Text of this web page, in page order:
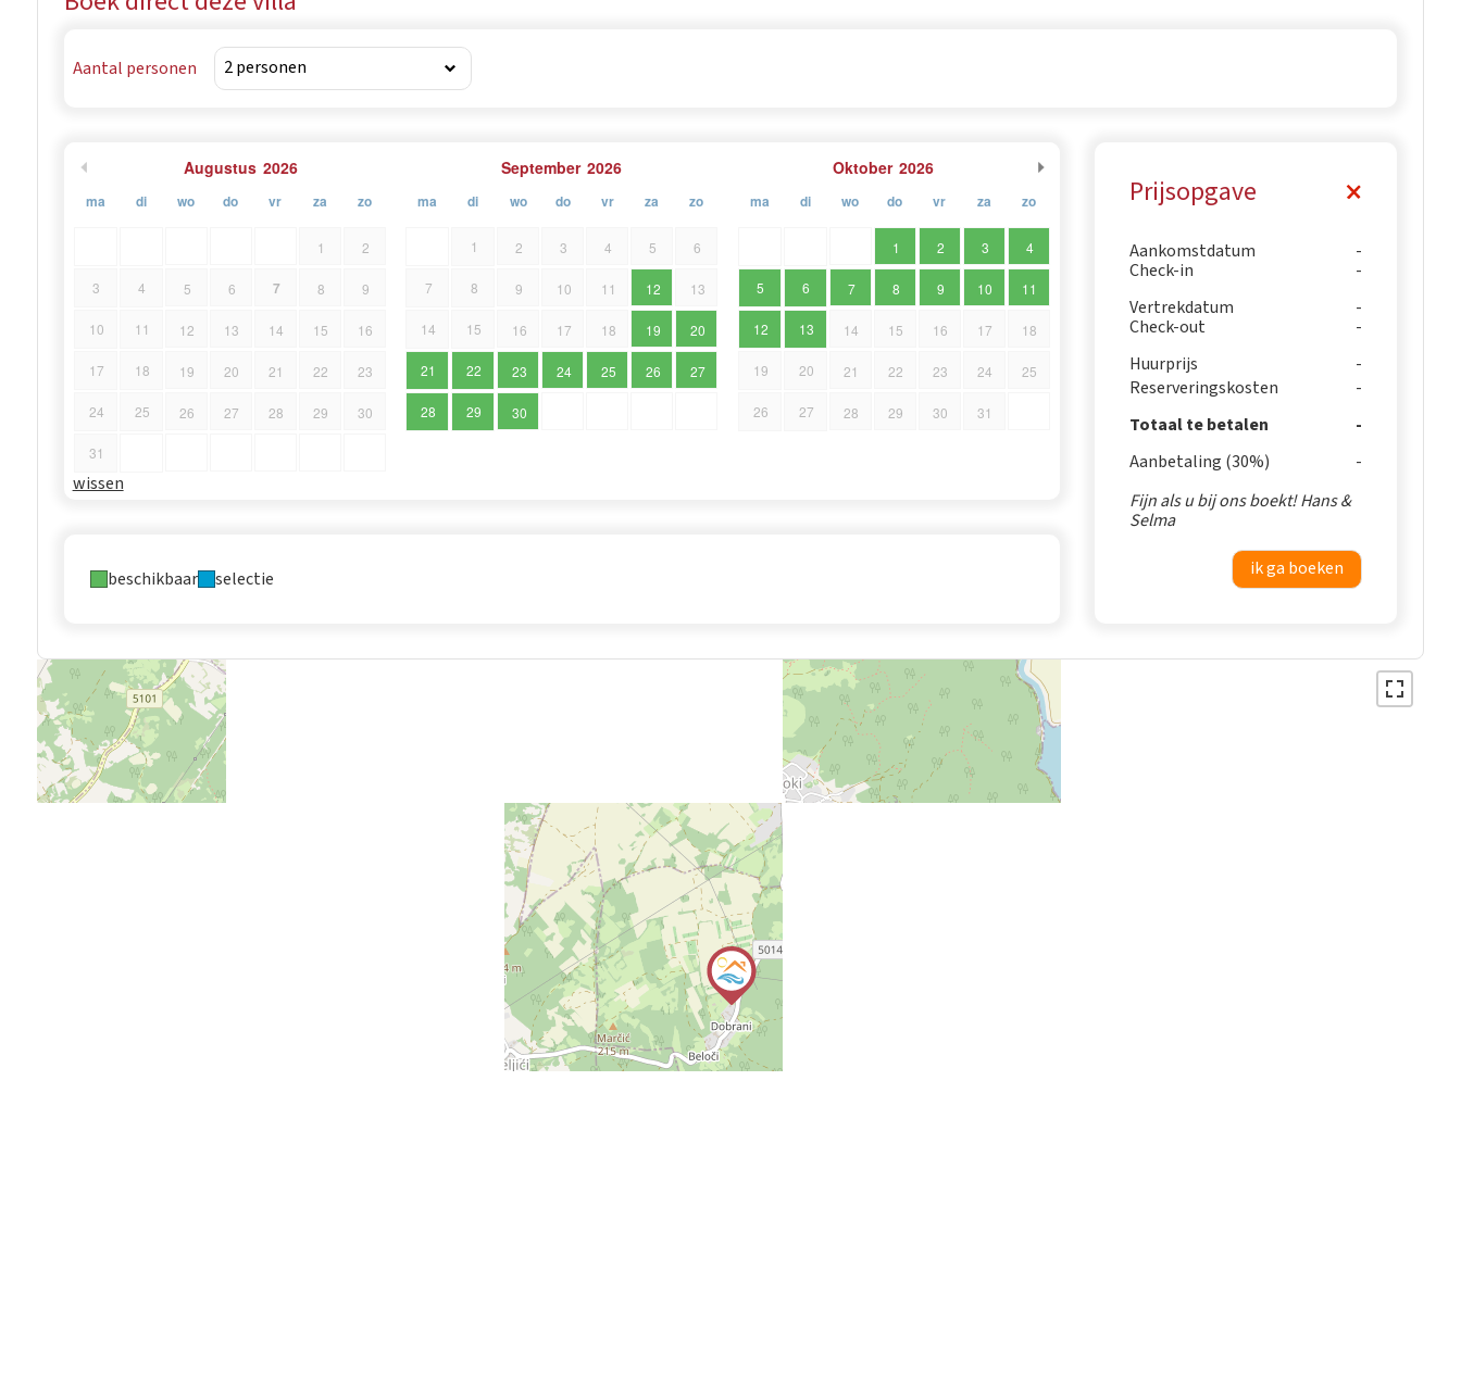
Aantal personen
Augustus 2026
ma di wo do vr za zo
1 2
3 4 5 6 7 8 9
10 11 12 13 14 15 16
17 18 19 20 21 22 23
24 25 26 27 28 29 30
31
September 2026
ma di wo do vr za zo
1 2 3 4 5 6
7 8 9 10 11 12 13
14 15 16 17 18 19 20
21 22 23 24 25 26 27
28 29 30
Oktober 2026
ma di wo do vr za zo
1 2 3 4
5 6 7 8 9 10 11
12 13 14 15 16 17 18
19 20 21 22 23 24 25
26 27 28 29 30 31
wissen
beschikbaar selectie
Prijsopgave
Aankomstdatum
Check-in
Vertrekdatum
Check-out
Huurprijs
Reserveringskosten
Totaal te betalen
Aanbetaling (30%)
Fijn als u bij ons boekt! Hans &
Selma
ik ga boeken